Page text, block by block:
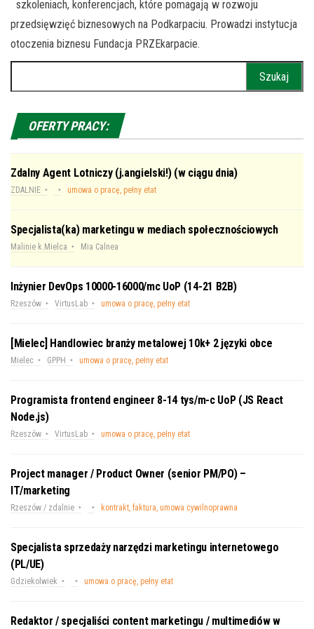
szkoleniach, konferencjach, które pomagają w rozwoju
przedsięwzięć biznesowych na Podkarpaciu. Prowadzi instytucja
otoczenia biznesu Fundacja PRZEkarpacie.
OFERTY PRACY:
Zdalny Agent Lotniczy (j.angielski!) (w ciągu dnia)
ZDALNIE umowa o pracę, pełny etat
Specjalista(ka) marketingu w mediach społecznościowych
Malinie k.Mielca Mia Calnea
Inżynier DevOps 10000-16000/mc UoP (14-21 B2B)
Rzeszów VirtusLab umowa o pracę, pełny etat
[Mielec] Handlowiec branży metalowej 10k+ 2 języki obce
Mielec GPPH umowa o pracę, pełny etat
Programista frontend engineer 8-14 tys/m-c UoP (JS React
Node.js)
Rzeszów VirtusLab umowa o pracę, pełny etat
Project manager / Product Owner (senior PM/PO) –
IT/marketing
Rzeszów / zdalnie kontrakt, faktura, umowa cywilnoprawna
Specjalista sprzedaży narzędzi marketingu internetowego
(PL/UE)
Gdziekolwiek umowa o pracę, pełny etat
Redaktor / specjaliści content marketingu / multimediów w